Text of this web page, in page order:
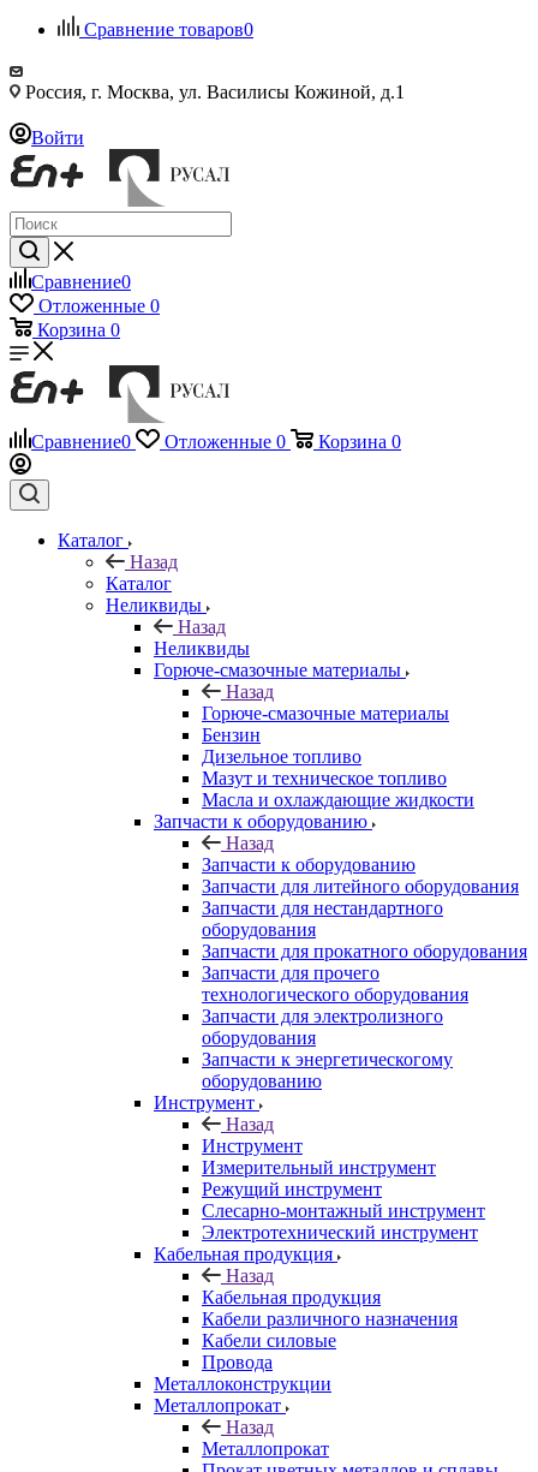
Сравнение товаров0
Россия, г. Москва, ул. Василисы Кожиной, д.1
Войти
Сравнение0
Отложенные 0
Корзина 0
Сравнение0 Отложенные 0 Корзина 0
Каталог
Назад
Каталог
Неликвиды
Назад
Неликвиды
Горюче-смазочные материалы
Назад
Горюче-смазочные материалы
Бензин
Дизельное топливо
Мазут и техническое топливо
Масла и охлаждающие жидкости
Запчасти к оборудованию
Назад
Запчасти к оборудованию
Запчасти для литейного оборудования
Запчасти для нестандартного
оборудования
Запчасти для прокатного оборудования
Запчасти для прочего
технологического оборудования
Запчасти для электролизного
оборудования
Запчасти к энергетическогому
оборудованию
Инструмент
Назад
Инструмент
Измерительный инструмент
Режущий инструмент
Слесарно-монтажный инструмент
Электротехнический инструмент
Кабельная продукция
Назад
Кабельная продукция
Кабели различного назначения
Кабели силовые
Провода
Металлоконструкции
Металлопрокат
Назад
Металлопрокат